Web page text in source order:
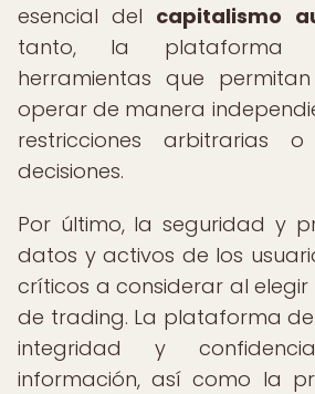
esencial del capitalismo
tanto, la plataforma
herramientas que
operar de manera
restricciones arbitrarias
decisiones.
Por último, la seguridad y
datos y activos de los
críticos a considerar al
de trading. La plataforma
integridad y
información, así como la